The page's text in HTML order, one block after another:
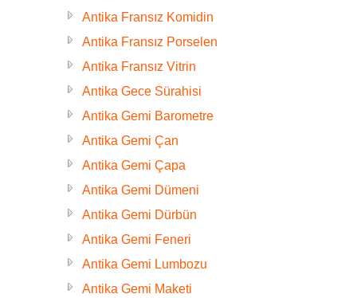
Antika Fransız Komidin
Antika Fransız Porselen
Antika Fransız Vitrin
Antika Gece Sürahisi
Antika Gemi Barometre
Antika Gemi Çan
Antika Gemi Çapa
Antika Gemi Dümeni
Antika Gemi Dürbün
Antika Gemi Feneri
Antika Gemi Lumbozu
Antika Gemi Maketi